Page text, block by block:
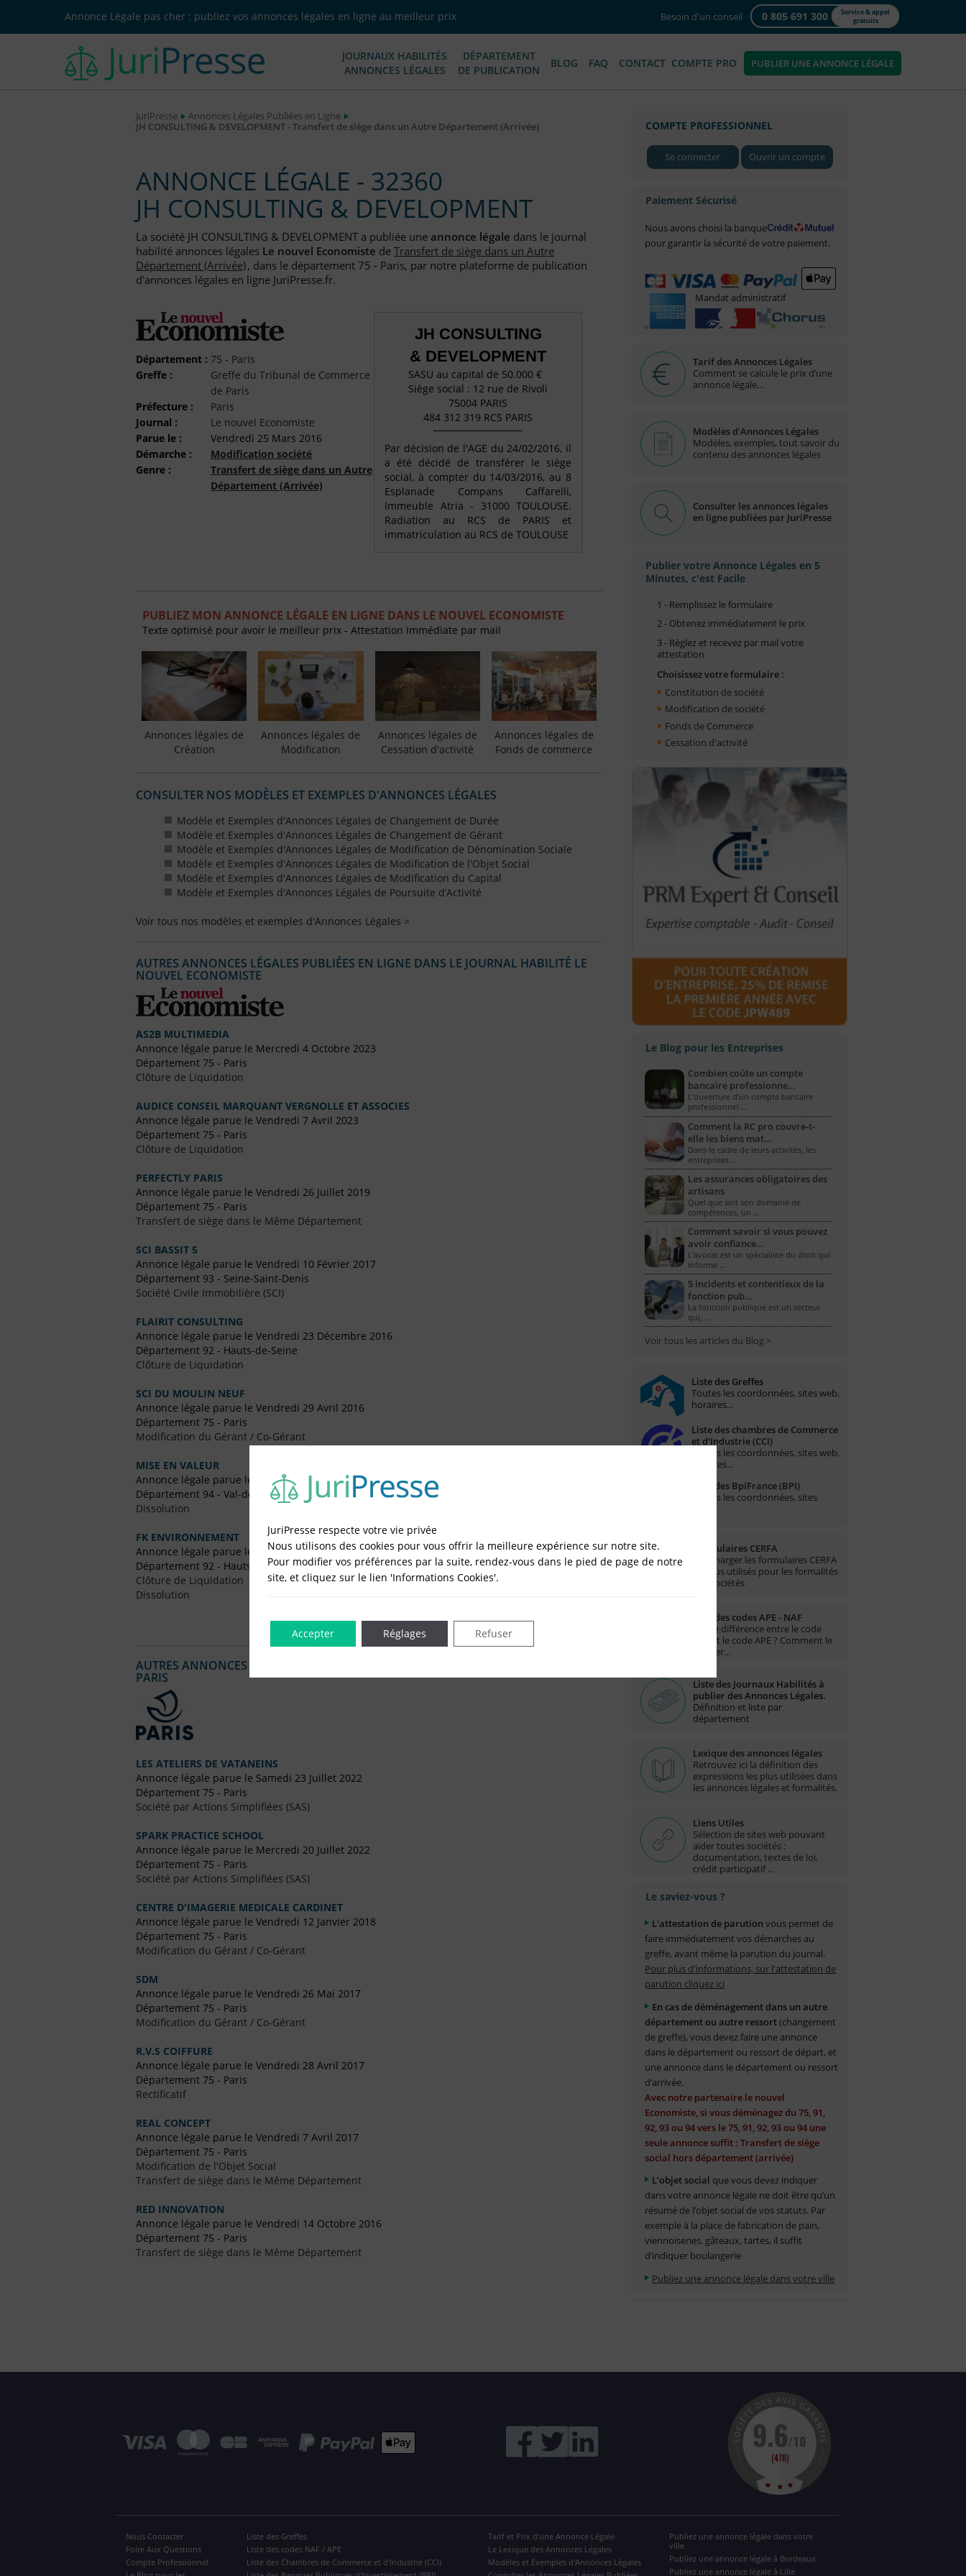
Annonce Légale pas cher : publiez vos annonces légales en ligne au meilleur prix Besoin d'un conseil 0 805 691 300
Service & appel
gratuits
JOURNAUX HABILITÉS
ANNONCES LÉGALES
DÉPARTEMENT
DE PUBLICATION
BLOG FAQ CONTACT COMPTE PRO PUBLIER UNE ANNONCE LÉGALE
JuriPresse
Annonces Légales Publiées en Ligne
JH CONSULTING & DEVELOPMENT - Transfert de siège dans un Autre Département (Arrivée)
ANNONCE LÉGALE - 32360
JH CONSULTING & DEVELOPMENT
La société JH CONSULTING & DEVELOPMENT a publiée une annonce légale dans le journal
habilité annonces légales Le nouvel Economiste deTransfert de siège dans un Autre
Département (Arrivée), dans le département 75 - Paris, par notre plateforme de publication
d'annonces légales en ligne JuriPresse.fr.
Département : 75 - Paris
Greffe :
Greffe du Tribunal de Commerce
de Paris
Préfecture :
Paris
Journal :
Le nouvel Economiste
Parue le :
Vendredi 25 Mars 2016
Démarche :
Modification société
Genre :
Transfert de siège dans un Autre
Département (Arrivée)
JH CONSULTING
& DEVELOPMENT
SASU au capital de 50.000 €
Siège social : 12 rue de Rivoli
75004 PARIS
484 312 319 RCS PARIS
Par décision de l'AGE du 24/02/2016, il
a été décidé de transférer le siège
social, à compter du 14/03/2016, au 8
Esplanade Compans Caffarelli,
Immeuble Atria - 31000 TOULOUSE.
Radiation au RCS de PARIS et
immatriculation au RCS de TOULOUSE
PUBLIEZ MON ANNONCE LÉGALE EN LIGNE DANS LE NOUVEL ECONOMISTE
Texte optimisé pour avoir le meilleur prix - Attestation immédiate par mail
Annonces légales de
Création
Annonces légales de
Modification
Annonces légales de
Cessation d'activité
Annonces légales de
Fonds de commerce
CONSULTER NOS MODÈLES ET EXEMPLES D'ANNONCES LÉGALES
Modèle et Exemples d'Annonces Légales de Changement de Durée
Modèle et Exemples d'Annonces Légales de Changement de Gérant
Modèle et Exemples d'Annonces Légales de Modification de Dénomination Sociale
Modèle et Exemples d'Annonces Légales de Modification de l'Objet Social
Modèle et Exemples d'Annonces Légales de Modification du Capital
Modèle et Exemples d'Annonces Légales de Poursuite d’Activité
Voir tous nos modèles et exemples d'Annonces Légales >
AUTRES ANNONCES LÉGALES PUBLIÉES EN LIGNE DANS LE JOURNAL HABILITÉ LE
NOUVEL ECONOMISTE
AS2B MULTIMEDIA
Annonce légale parue le Mercredi 4 Octobre 2023
Département 75 - Paris
Clôture de Liquidation
AUDICE CONSEIL MARQUANT VERGNOLLE ET ASSOCIES
Annonce légale parue le Vendredi 7 Avril 2023
Département 75 - Paris
Clôture de Liquidation
PERFECTLY PARIS
Annonce légale parue le Vendredi 26 Juillet 2019
Département 75 - Paris
Transfert de siège dans le Même Département
SCI BASSIT 5
Annonce légale parue le Vendredi 10 Février 2017
Département 93 - Seine-Saint-Denis
Société Civile Immobilière (SCI)
FLAIRIT CONSULTING
Annonce légale parue le Vendredi 23 Décembre 2016
Département 92 - Hauts-de-Seine
Clôture de Liquidation
SCI DU MOULIN NEUF
Annonce légale parue le Vendredi 29 Avril 2016
Département 75 - Paris
Modification du Gérant / Co-Gérant
MISE EN VALEUR
Annonce légale parue le Vendredi 18 Décembre 2015
Département 94 - Val-de-Marne
Dissolution
FK ENVIRONNEMENT
Annonce légale parue le Vendredi 11 Septembre 2015
Département 92 - Hauts-de-Seine
Clôture de Liquidation
Dissolution
AUTRES ANNONCES LÉGALES PUBLIÉES EN LIGNE DANS LE DÉPARTEMENT DU 75 -
PARIS
LES ATELIERS DE VATANEINS
Annonce légale parue le Samedi 23 Juillet 2022
Département 75 - Paris
Société par Actions Simplifiées (SAS)
SPARK PRACTICE SCHOOL
Annonce légale parue le Mercredi 20 Juillet 2022
Département 75 - Paris
Société par Actions Simplifiées (SAS)
CENTRE D'IMAGERIE MEDICALE CARDINET
Annonce légale parue le Vendredi 12 Janvier 2018
Département 75 - Paris
Modification du Gérant / Co-Gérant
SDM
Annonce légale parue le Vendredi 26 Mai 2017
Département 75 - Paris
Modification du Gérant / Co-Gérant
R.V.S COIFFURE
Annonce légale parue le Vendredi 28 Avril 2017
Département 75 - Paris
Rectificatif
REAL CONCEPT
Annonce légale parue le Vendredi 7 Avril 2017
Département 75 - Paris
Modification de l'Objet Social
Transfert de siège dans le Même Département
RED INNOVATION
Annonce légale parue le Vendredi 14 Octobre 2016
Département 75 - Paris
Transfert de siège dans le Même Département
COMPTE PROFESSIONNEL
Se connecter Ouvrir un compte
Paiement Sécurisé
Nous avons choisi la banque
pour garantir la sécurité de votre paiement.
Mandat administratif
Tarif des Annonces Légales
Comment se calcule le prix d’une
annonce légale...
Modèles d'Annonces Légales
Modèles, exemples, tout savoir du
contenu des annonces légales
Consulter les annonces légales
en ligne publiées par JuriPresse
Publier votre Annonce Légales en 5
Minutes, c'est Facile
1 - Remplissez le formulaire
2 - Obtenez immédiatement le prix
3 - Réglez et recevez par mail votre
attestation
Choisissez votre formulaire :
Constitution de société
Modification de société
Fonds de Commerce
Cessation d'activité
Le Blog pour les Entreprises
Combien coûte un compte
bancaire professionne…
L’ouverture d’un compte bancaire
professionnel …
Comment la RC pro couvre-t-
elle les biens mat…
Dans le cadre de leurs activités, les
entreprises …
Les assurances obligatoires des
artisans
Quel que soit son domaine de
compétences, un …
Comment savoir si vous pouvez
avoir confiance…
L'avocat est un spécialiste du droit qui
informe …
5 incidents et contentieux de la
fonction pub…
La fonction publique est un secteur
qui, …
Voir tous les articles du Blog >
Liste des Greffes
Toutes les coordonnées, sites web,
horaires...
Liste des chambres de Commerce
et d'Industrie (CCI)
Toutes les coordonnées, sites web,
horaires...
Liste des BpiFrance (BPI)
Toutes les coordonnées, sites
Formulaires CERFA
Télécharger les formulaires CERFA
les plus utilisés pour les formalités
des sociétés
Liste des codes APE - NAF
Quelle différence entre le code
NAF et le code APE ? Comment le
trouver…
Liste des Journaux Habilités à
publier des Annonces Légales.
Définition et liste par
département
Lexique des annonces légales
Retrouvez ici la définition des
expressions les plus utilisées dans
les annonces légales et formalités.
Liens Utiles
Sélection de sites web pouvant
aider toutes sociétés :
documentation, textes de loi,
crédit participatif ...
Le saviez-vous ?
L'attestation de parution vous permet de
faire immédiatement vos démarches au
greffe, avant même la parution du journal.
Pour plus d'informations, sur l'attestation de
parution cliquez ici
En cas de déménagement dans un autre
département ou autre ressort(changement
de greffe), vous devez faire une annonce
dans le département ou ressort de départ, et
une annonce dans le département ou ressort
d’arrivée.
Avec notre partenaire le nouvel
Economiste, si vous déménagez du 75, 91,
92, 93 ou 94 vers le 75, 91, 92, 93 ou 94 une
seule annonce suffit : Transfert de siège
social hors département (arrivée)
L’objet social que vous devez indiquer
dans votre annonce légale ne doit être qu’un
résumé de l’objet social de vos statuts. Par
exemple à la place de fabrication de pain,
viennoiseries, gâteaux, tartes, il suffit
d’indiquer boulangerie
Publiez une annonce légale dans votre ville
Nous Contacter
Foire Aux Questions
Compte Professionnel
Liste des Greffes
Liste des codes NAF / APE
Liste des Chambres de Commerce et d'Industrie (CCI)
Tarif et Prix d'une Annonce Légale
Le Lexique des Annonces Légales
Modèles et Exemples d'Annonces Légales
Publiez une annonce légale dans votre
ville
Publiez une annonce légale à Bordeaux
Publiez une annonce légale à Lille
JuriPresse respecte votre vie privée
Nous utilisons des cookies pour vous offrir la meilleure expérience sur notre site.
Pour modifier vos préférences par la suite, rendez-vous dans le pied de page de notre
site, et cliquez sur le lien 'Informations Cookies'.
Accepter Refuser
Réglages